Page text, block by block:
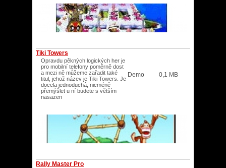
Tiki Towers
Opravdu pěkných logických her je
pro mobilní telefony poměrně dost
a mezi ně můžeme zařadit také
titul, jehož název je Tiki Towers. Je
docela jednoduchá, nicméně
přemýšlet u ní budete s větším
nasazen
Demo 0,1 MB
Rally Master Pro